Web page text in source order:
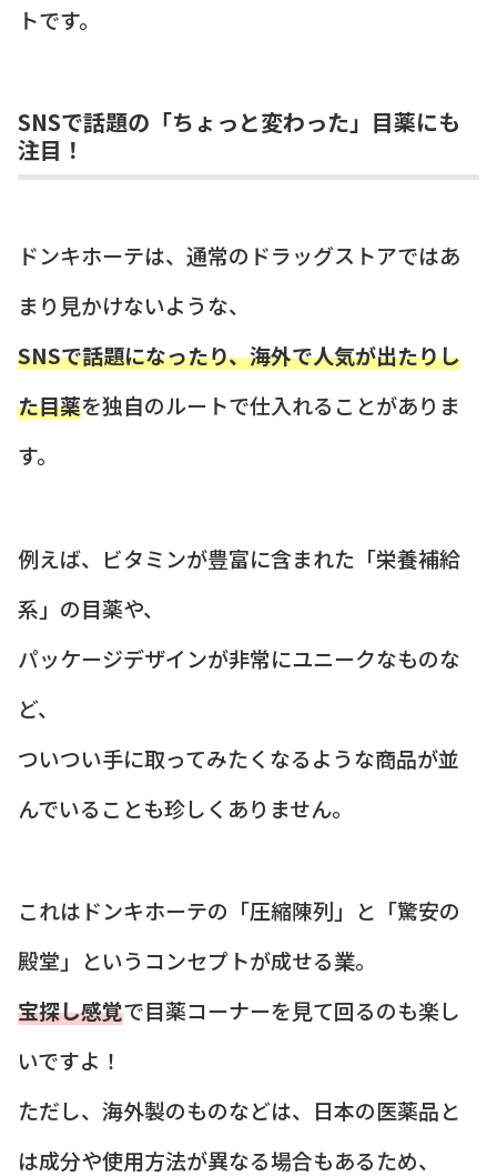
トです。
SNSで話題の「ちょっと変わった」目薬にも
注目！
ドンキホーテは、通常のドラッグストアではあ
まり見かけないような、
SNSで話題になったり、海外で人気が出たりし
た目薬を独自のルートで仕入れることがありま
す。
例えば、ビタミンが豊富に含まれた「栄養補給
系」の目薬や、
パッケージデザインが非常にユニークなものな
ど、
ついつい手に取ってみたくなるような商品が並
んでいることも珍しくありません。
これはドンキホーテの「圧縮陳列」と「驚安の
殿堂」というコンセプトが成せる業。
宝探し感覚で目薬コーナーを見て回るのも楽し
いですよ！
ただし、海外製のものなどは、日本の医薬品と
は成分や使用方法が異なる場合もあるため、